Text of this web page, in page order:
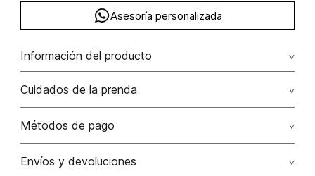
Asesoría personalizada
Información del producto
Blusa crop de lentejuelas y tiras poliéster 97% elastano 3%
97.00% poliéster/polyester3.00% elastano/elastane
Cuidados de la prenda
No dejar en remojo /lavar por separado / no utilizar
Métodos de pago
Tarjetas de crédito: Visa, Dinners, Master Card y American
Envíos y devoluciones